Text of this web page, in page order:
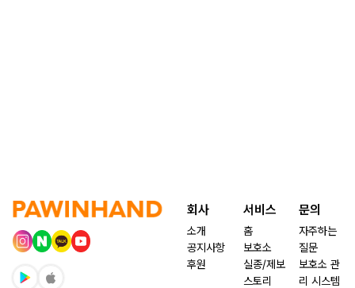
회사
소개
공지사항
후원
서비스
홈
보호소
실종/제보
스토리
문의
자주하는
질문
보호소 관
리 시스템